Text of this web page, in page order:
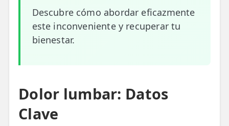
📧 Contacta
ESPECIALIDADES
🩻 Fisioterapia Traumatológica
😧 Fisioterapia ATM
🦴 Osteopatía
🫶 Suelo Pélvico
Descubre cómo abordar eficazmente
este inconveniente y recuperar tu
bienestar.
Dolor lumbar: Datos
Clave